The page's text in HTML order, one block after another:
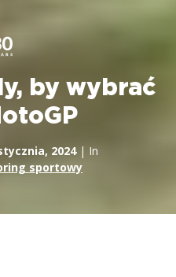
by wybrać
2024| In
sportowy